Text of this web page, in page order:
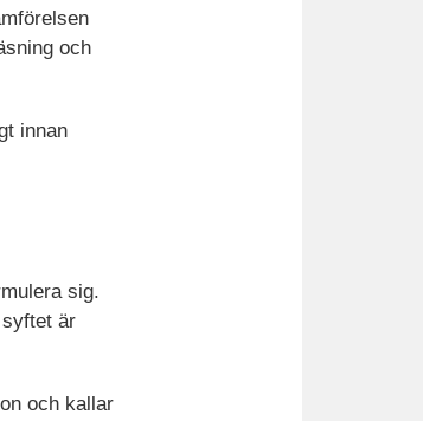
och
innan
sig.
är
och kallar